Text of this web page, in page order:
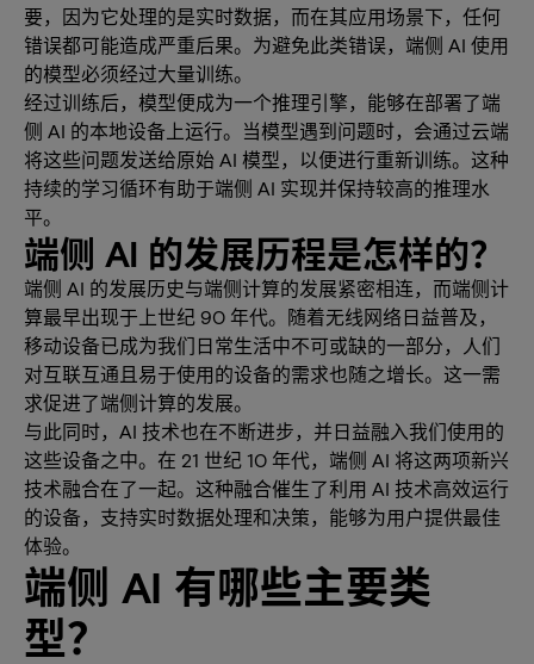
要，因为它处理的是实时数据，而在其应用场景下，任何
错误都可能造成严重后果。为避免此类错误，端侧 AI 使用
的模型必须经过大量训练。
经过训练后，模型便成为一个推理引擎，能够在部署了端
侧 AI 的本地设备上运行。当模型遇到问题时，会通过云端
将这些问题发送给原始 AI 模型，以便进行重新训练。这种
持续的学习循环有助于端侧 AI 实现并保持较高的推理水
平。
端侧 AI 的发展历程是怎样的？
端侧 AI 的发展历史与端侧计算的发展紧密相连，而端侧计
算最早出现于上世纪 90 年代。随着无线网络日益普及，
移动设备已成为我们日常生活中不可或缺的一部分，人们
对互联互通且易于使用的设备的需求也随之增长。这一需
求促进了端侧计算的发展。
与此同时，AI 技术也在不断进步，并日益融入我们使用的
这些设备之中。在 21 世纪 10 年代，端侧 AI 将这两项新兴
技术融合在了一起。这种融合催生了利用 AI 技术高效运行
的设备，支持实时数据处理和决策，能够为用户提供最佳
体验。
端侧 AI 有哪些主要类
型？